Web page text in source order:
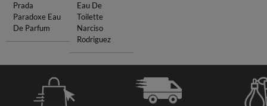
Prada
Paradoxe Eau
De Parfum
Eau De
Toilette
Narciso
Rodriguez